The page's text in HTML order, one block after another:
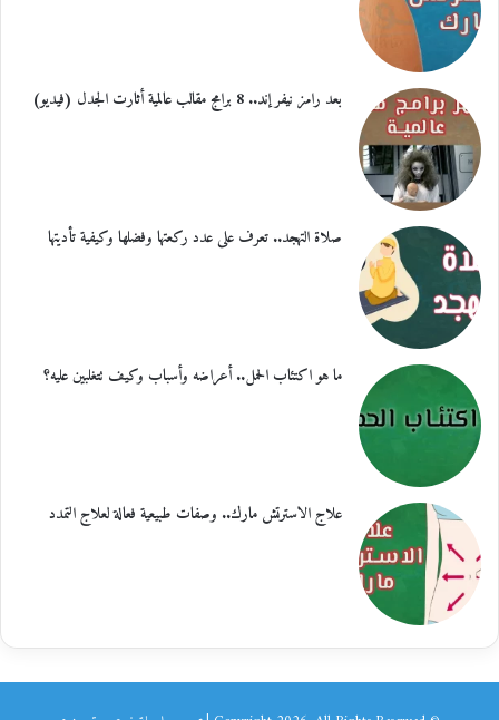
بعد رامز نيفر إند.. 8 برامج مقالب عالمية أثارت الجدل (فيديو)
صلاة التهجد.. تعرف على عدد ركعتها وفضلها وكيفية تأديتها
ما هو اكتئاب الحمل.. أعراضه وأسباب وكيف تتغلبين عليه؟
علاج الاسترتش مارك.. وصفات طبيعية فعالة لعلاج التمدد